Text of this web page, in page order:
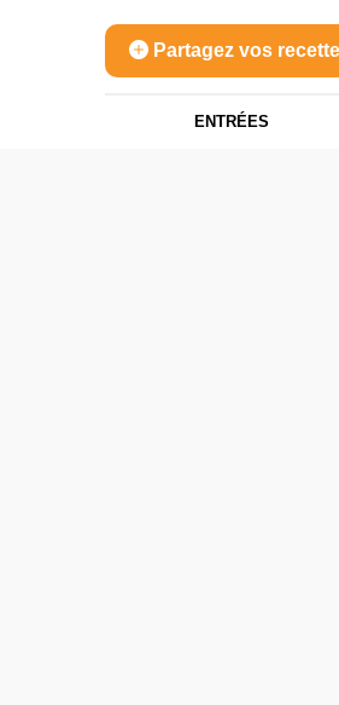
Partagez vos
ENTRÉES